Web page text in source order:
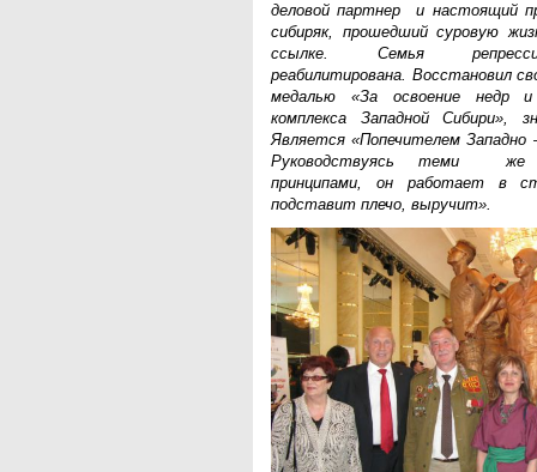
деловой партнер и настоящий
сибиряк, прошедший суровую
ссылке. Семья
реабилитирована. Восстановил
медалью «За освоение недр и
комплекса Западной Сибири»,
Является «Попечителем Западно
Руководствуясь теми же
принципами, он работает в
подставит плечо, выручит».